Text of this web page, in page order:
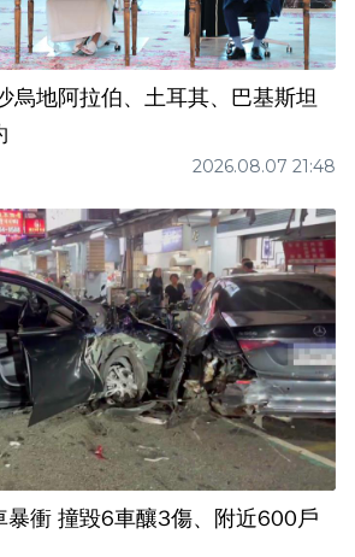
烏地阿拉伯、土耳其、巴基斯坦
2026.08.07 21:48
暴衝 撞毀6車釀3傷、附近600戶